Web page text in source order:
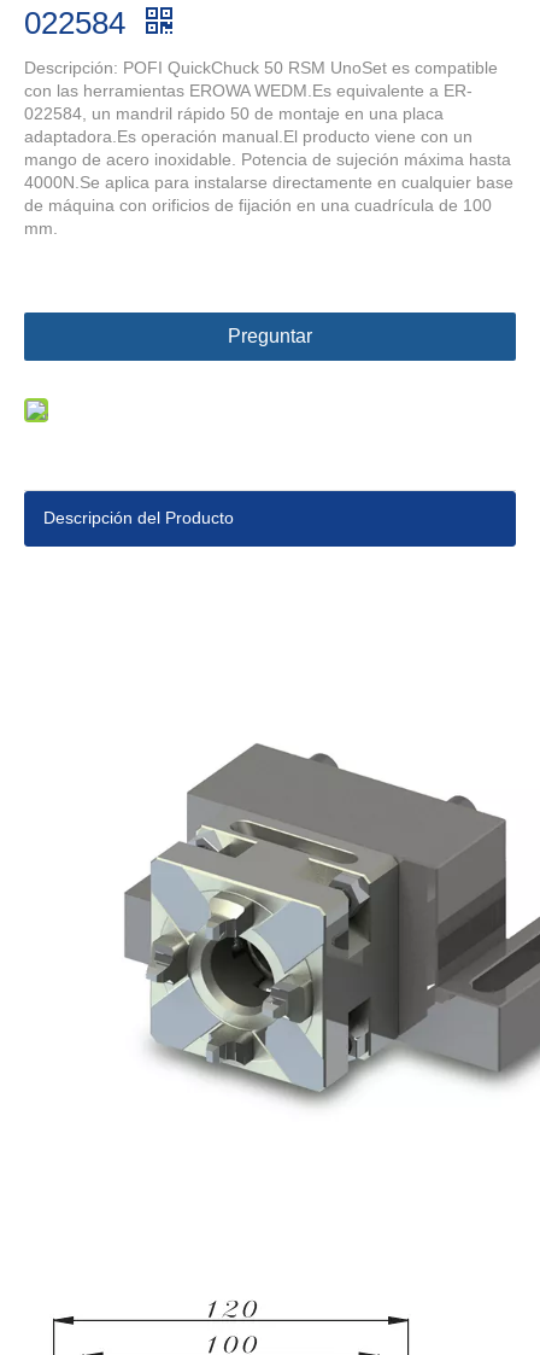
022584
Descripción: POFI QuickChuck 50 RSM UnoSet es compatible
con las herramientas EROWA WEDM.Es equivalente a ER-
022584, un mandril rápido 50 de montaje en una placa
adaptadora.Es operación manual.El producto viene con un
mango de acero inoxidable. Potencia de sujeción máxima hasta
4000N.Se aplica para instalarse directamente en cualquier base
de máquina con orificios de fijación en una cuadrícula de 100
mm.
Preguntar
Descripción del Producto